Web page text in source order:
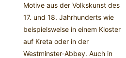
Motive aus der Volkskunst des
17. und 18. Jahrhunderts wie
beispielsweise in einem Kloster
auf Kreta oder in der
Westminster-Abbey. Auch in